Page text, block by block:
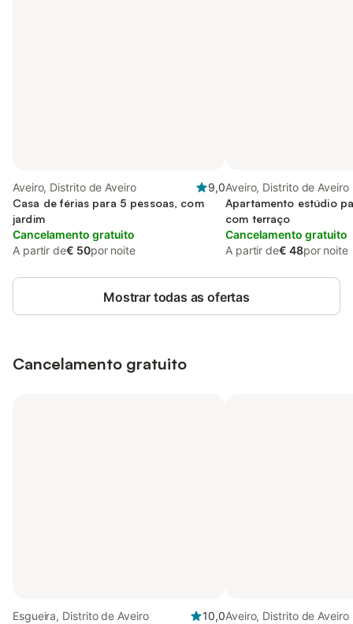
Aveiro, Distrito de Aveiro
9,0
Casa de férias para 5 pessoas, com
jardim
Cancelamento gratuito
A partir de€ 50por noite
Aveiro, Distrito de Aveiro
Apartamento estúdio
com terraço
Cancelamento gratuito
A partir de€ 48por noite
Mostrar todas as ofertas
Cancelamento gratuito
Esgueira, Distrito de Aveiro
10,0Aveiro, Distrito de Aveiro